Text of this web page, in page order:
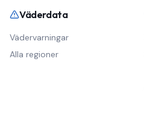
Väderdata
Vädervarningar
Alla regioner